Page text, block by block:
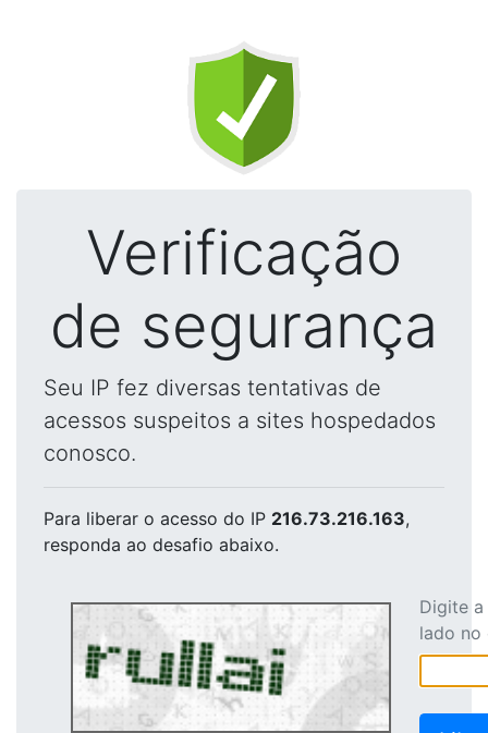
Verificação
de segurança
Seu IP fez diversas tentativas de
acessos suspeitos a sites hospedados
conosco.
Para liberar o acesso do IP 216.73.216.163,
responda ao desafio abaixo.
Digite
lado no